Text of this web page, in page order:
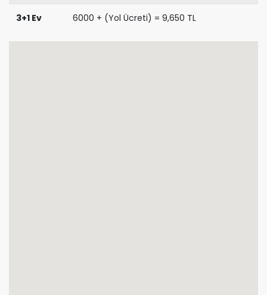
3+1 Ev 6000 + (Yol Ücreti) = 9,650 TL